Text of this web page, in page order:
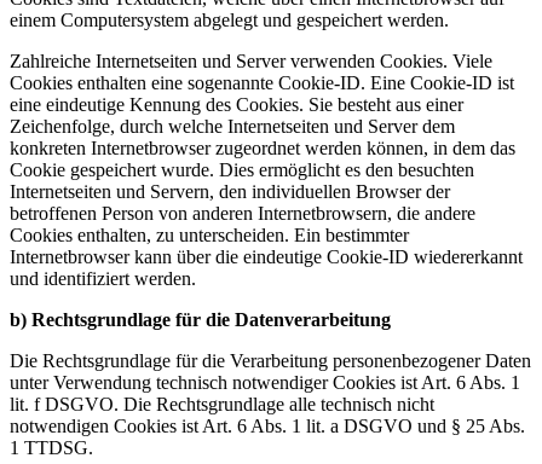
einem Computersystem abgelegt und gespeichert werden.
Zahlreiche Internetseiten und Server verwenden Cookies. Viele
Cookies enthalten eine sogenannte Cookie-ID. Eine Cookie-ID ist
eine eindeutige Kennung des Cookies. Sie besteht aus einer
Zeichenfolge, durch welche Internetseiten und Server dem
konkreten Internetbrowser zugeordnet werden können, in dem das
Cookie gespeichert wurde. Dies ermöglicht es den besuchten
Internetseiten und Servern, den individuellen Browser der
betroffenen Person von anderen Internetbrowsern, die andere
Cookies enthalten, zu unterscheiden. Ein bestimmter
Internetbrowser kann über die eindeutige Cookie-ID wiedererkannt
und identifiziert werden.
b) Rechtsgrundlage für die Datenverarbeitung
Die Rechtsgrundlage für die Verarbeitung personenbezogener Daten
unter Verwendung technisch notwendiger Cookies ist Art. 6 Abs. 1
lit. f DSGVO. Die Rechtsgrundlage alle technisch nicht
notwendigen Cookies ist Art. 6 Abs. 1 lit. a DSGVO und § 25 Abs.
1 TTDSG.